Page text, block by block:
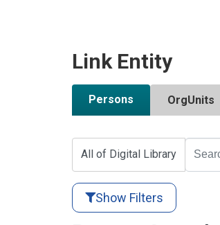
Link Entity
Persons OrgUnits
All of Digital Library
Show Filters